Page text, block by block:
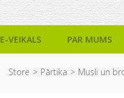
E-VEIKALS PAR MUMS
Store Pārtika Musli un